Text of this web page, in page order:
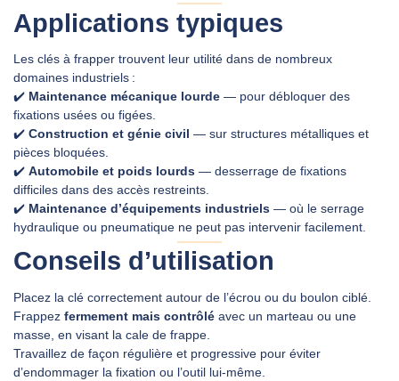
Applications typiques
Les clés à frapper trouvent leur utilité dans de nombreux
domaines industriels :
✔️ Maintenance mécanique lourde — pour débloquer des
fixations usées ou figées.
✔️ Construction et génie civil — sur structures métalliques et
pièces bloquées.
✔️ Automobile et poids lourds — desserrage de fixations
difficiles dans des accès restreints.
✔️ Maintenance d’équipements industriels — où le serrage
hydraulique ou pneumatique ne peut pas intervenir facilement.
Conseils d’utilisation
Placez la clé correctement autour de l’écrou ou du boulon ciblé.
Frappez fermement mais contrôlé avec un marteau ou une
masse, en visant la cale de frappe.
Travaillez de façon régulière et progressive pour éviter
d’endommager la fixation ou l’outil lui‑même.